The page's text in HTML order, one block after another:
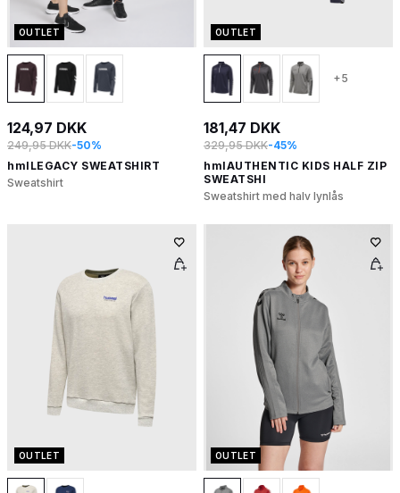
OUTLET
124,97 DKK
249,95 DKK-50%
hmlLEGACY SWEATSHIRT
Sweatshirt
OUTLET
+5
181,47 DKK
329,95 DKK-45%
hmlAUTHENTIC KIDS HALF ZIP
SWEATSHI
Sweatshirt med halv lynlås
OUTLET OUTLET